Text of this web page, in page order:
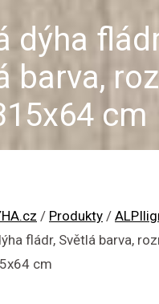
dýha
barva,
cm
/ Produkty /
fládr, Světlá barva,
cm